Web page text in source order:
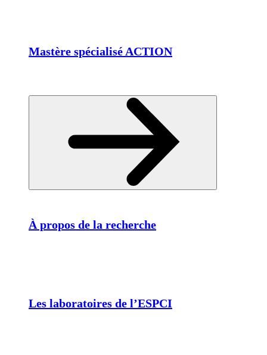
Mastère spécialisé ACTION
À propos de la recherche
Les laboratoires de l’ESPCI